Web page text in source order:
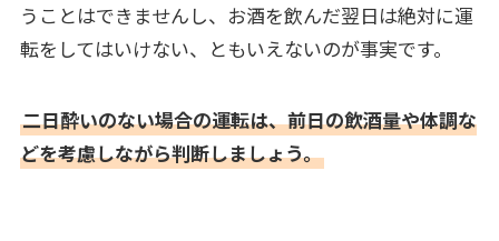
うことはできませんし、お酒を飲んだ翌日は絶対に運
転をしてはいけない、ともいえないのが事実です。
二日酔いのない場合の運転は、前日の飲酒量や体調な
どを考慮しながら判断しましょう。